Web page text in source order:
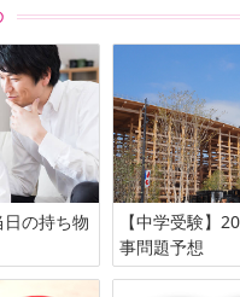
日の持ち物
【中学受験】
事問題予想